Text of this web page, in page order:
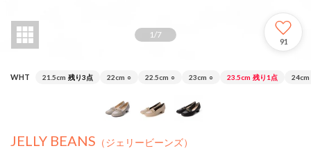
1 /7
91
WHT 21.5cm 残り3点 22cm ○ 22.5cm ○ 23cm ○ 23.5cm 残り1点 24cm
JELLY BEANS （ジェリービーンズ）